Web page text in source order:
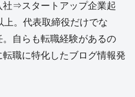
社⇒スタートアップ企業起
。代表取締役だけでな
自らも転職経験があるの
職に特化したブログ情報発